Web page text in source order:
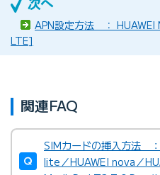
APN設定方法 ：
LTE]
関連FAQ
SIMカードの挿入方法
lite／HUAWEI nova／